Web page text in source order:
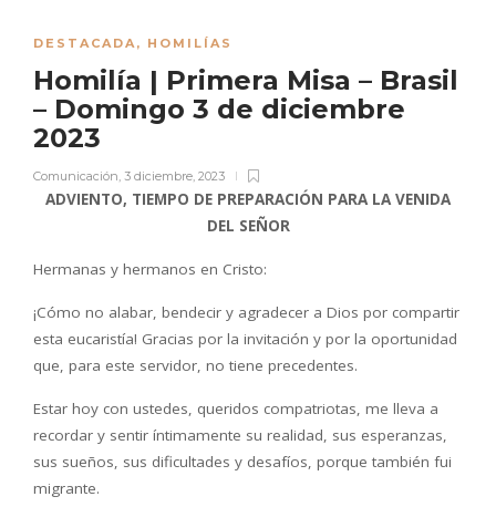
DESTACADA, HOMILÍAS
Homilía | Primera Misa – Brasil
– Domingo 3 de diciembre
2023
Comunicación, 3 diciembre, 2023
ADVIENTO, TIEMPO DE PREPARACIÓN PARA LA VENIDA
DEL SEÑOR
Hermanas y hermanos en Cristo:
¡Cómo no alabar, bendecir y agradecer a Dios por compartir
esta eucaristía! Gracias por la invitación y por la oportunidad
que, para este servidor, no tiene precedentes.
Estar hoy con ustedes, queridos compatriotas, me lleva a
recordar y sentir íntimamente su realidad, sus esperanzas,
sus sueños, sus dificultades y desafíos, porque también fui
migrante.